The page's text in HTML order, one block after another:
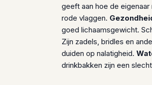
geeft aan hoe de
rode vlaggen.
goed lichaamsgewicht.
Zijn zadels, bridles en
duiden op nalatigheid.
drinkbakken zijn een